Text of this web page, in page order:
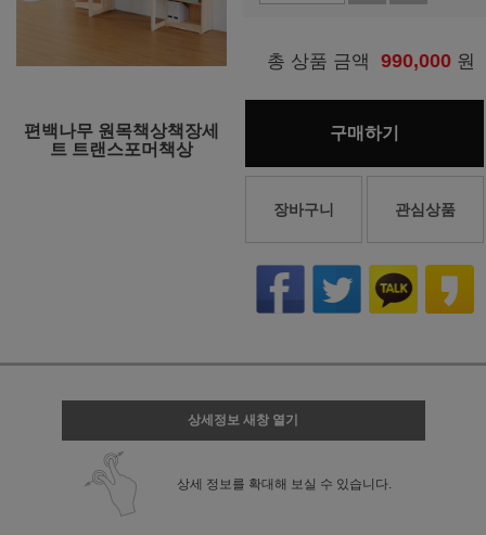
편백나무 원목책상책장세
트 트랜스포머책상
총 상품 금액 990,000 원
구매하기
장바구니 관심상품
상세정보 새창 열기
상세 정보를 확대해 보실 수 있습니다.